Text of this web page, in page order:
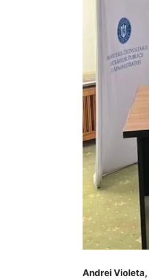
Andrei